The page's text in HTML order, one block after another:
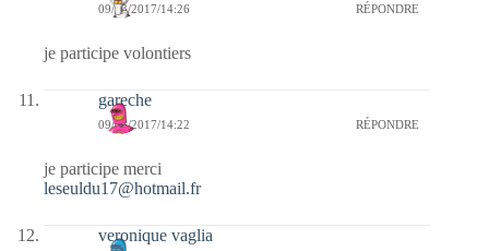
09/03/2017/14:26 RÉPONDRE
je participe volontiers
gareche
09/03/2017/14:22 RÉPONDRE
je participe merci
leseuldu17@hotmail.fr
veronique vaglia